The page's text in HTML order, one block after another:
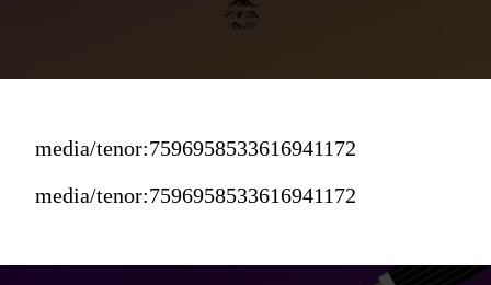
media/tenor:7596958533616941172
media/tenor:7596958533616941172